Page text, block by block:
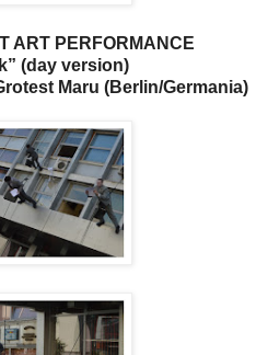
ART PERFORMANCE
(day version)
Maru (Berlin/Germania)